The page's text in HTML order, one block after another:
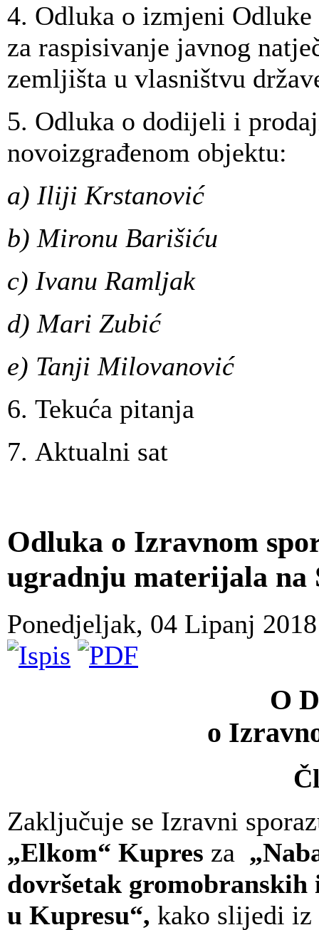
4. Odluka o izmjeni Odluke
za raspisivanje javnog
zemljišta u vlasništvu
5. Odluka o dodijeli i
novoizgrađenom objektu:
a) Iliji Krstanović
b) Mironu Barišiću
c) Ivanu Ramljak
d) Mari Zubić
e) Tanji Milovanović
6. Tekuća pitanja
7. Aktualni sat
Odluka o Izravnom
ugradnju materijala na
Ponedjeljak, 04 Lipanj
O
o
Zaključuje se Izravni
„Elkom“ Kupres za
dovršetak
u Kupresu“, kako slijedi iz